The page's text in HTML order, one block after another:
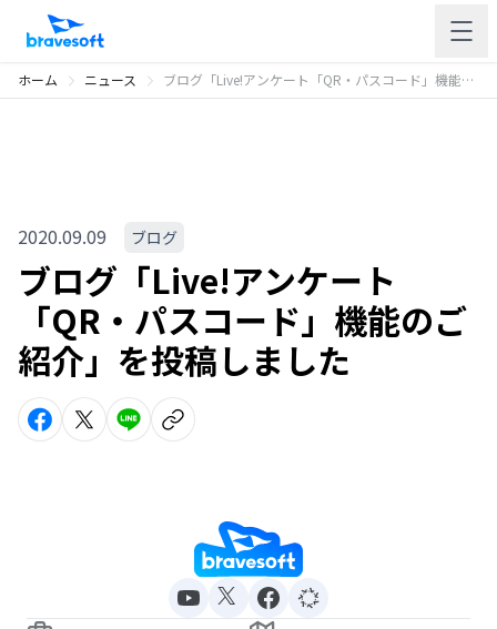
ホーム ニュース ブログ「Live!アンケート「QR・パスコード」機能のご紹介」を投稿しました
2020.09.09 ブログ
ブログ「Live!アンケート
「QR・パスコード」機能のご
紹介」を投稿しました